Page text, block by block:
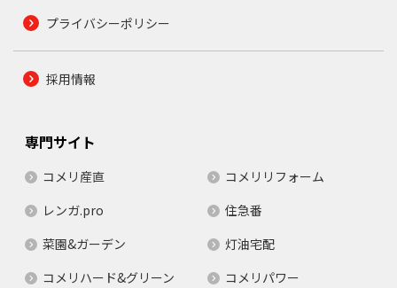
プライバシーポリシー
採用情報
専門サイト
コメリ産直
コメリリフォーム
レンガ.pro
住急番
菜園&ガーデン
灯油宅配
コメリハード&グリーン
コメリパワー